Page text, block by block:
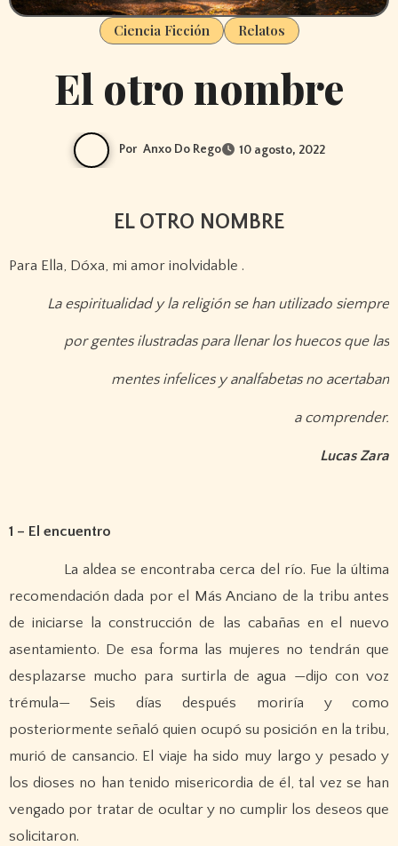
Ciencia Ficción Relatos
El otro nombre
Por Anxo Do Rego 10 agosto, 2022
EL OTRO NOMBRE
Para Ella, Dóxa, mi amor inolvidable .
La espiritualidad y la religión se han utilizado siempre
por gentes ilustradas para llenar los huecos que las
mentes infelices y analfabetas no acertaban
a comprender.
Lucas Zara
1 – El encuentro
La aldea se encontraba cerca del río. Fue la última
recomendación dada por el Más Anciano de la tribu antes
de iniciarse la construcción de las cabañas en el nuevo
asentamiento. De esa forma las mujeres no tendrán que
desplazarse mucho para surtirla de agua —dijo con voz
trémula— Seis días después moriría y como
posteriormente señaló quien ocupó su posición en la tribu,
murió de cansancio. El viaje ha sido muy largo y pesado y
los dioses no han tenido misericordia de él, tal vez se han
vengado por tratar de ocultar y no cumplir los deseos que
solicitaron.